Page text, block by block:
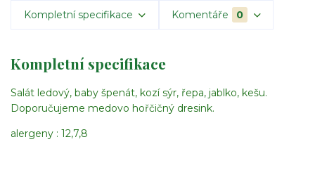
Kompletní specifikace Komentáře 0
Kompletní specifikace
Salát ledový, baby špenát, kozí sýr, řepa, jablko, kešu.
Doporučujeme medovo hořčičný dresink.
alergeny : 12,7,8